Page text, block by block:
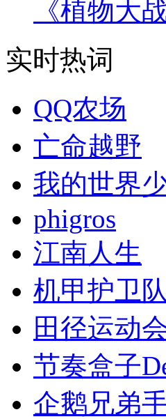
《植物大
实时热词
QQ农场
亡命越野
我的世界
phigros
江南人生
机甲护卫队
田径运动
节奏盒子
企鹅兄弟